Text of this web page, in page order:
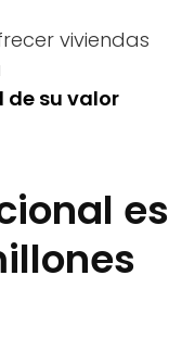
viviendas
su valor
es